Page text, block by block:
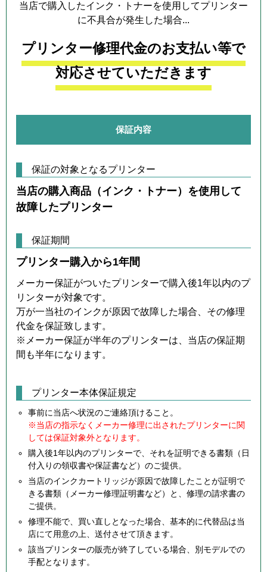
当店で購入したインク・トナーを使用してプリンター
に不具合が発生した場合...
プリンター修理代金のお支払い等で
対応させていただきます
保証内容
保証の対象となるプリンター
当店の購入商品（インク・トナー）を使用して
故障したプリンター
保証期間
プリンター購入から1年間
メーカー保証がついたプリンターで購入後1年以内のプ
リンターが対象です。
万が一当社のインクが原因で故障した場合、その修理
代金を保証致します。
※メーカー保証が半年のプリンターは、当店の保証期
間も半年になります。
プリンター本体保証規定
事前に当店へ状況のご連絡頂けること。
※当店の指示なくメーカー修理に出されたプリンターに関
しては保証対象外となります。
購入後1年以内のプリンターで、それを証明できる書類（日
付入りの領収書や保証書など）のご提供。
当店のインクカートリッジが原因で故障したことが証明で
きる書類（メーカー修理証明書など）と、修理の請求書の
ご提供。
修理不能で、買い直しとなった場合、基本的に代替品は当
店にて用意の上、送付させて頂きます。
該当プリンターの販売が終了している場合、別モデルでの
手配となります。